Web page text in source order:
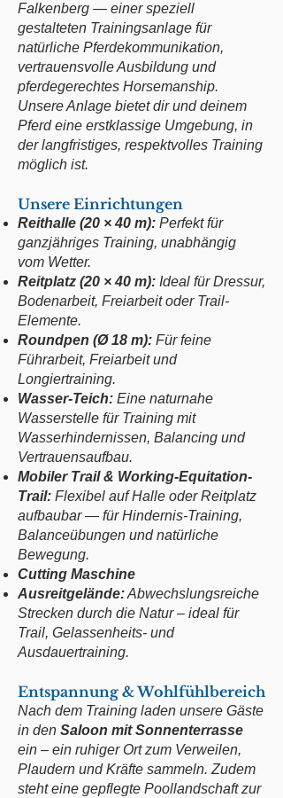
Falkenberg — einer speziell
gestalteten Trainingsanlage für
natürliche Pferdekommunikation,
vertrauensvolle Ausbildung und
pferdegerechtes Horsemanship.
Unsere Anlage bietet dir und deinem
Pferd eine erstklassige Umgebung, in
der langfristiges, respektvolles Training
möglich ist.
Unsere Einrichtungen
Reithalle (20 × 40 m): Perfekt für
ganzjähriges Training, unabhängig
vom Wetter.
Reitplatz (20 × 40 m): Ideal für Dressur,
Bodenarbeit, Freiarbeit oder Trail-
Elemente.
Roundpen (Ø 18 m): Für feine
Führarbeit, Freiarbeit und
Longiertraining.
Wasser-Teich: Eine naturnahe
Wasserstelle für Training mit
Wasserhindernissen, Balancing und
Vertrauensaufbau.
Mobiler Trail & Working-Equitation-
Trail: Flexibel auf Halle oder Reitplatz
aufbaubar — für Hindernis-Training,
Balanceübungen und natürliche
Bewegung.
Cutting Maschine
Ausreitgelände:Abwechslungsreiche
Strecken durch die Natur – ideal für
Trail, Gelassenheits- und
Ausdauertraining.
Entspannung & Wohlfühlbereich
Nach dem Training laden unsere Gäste
in den Saloon mit Sonnenterrasse
ein – ein ruhiger Ort zum Verweilen,
Plaudern und Kräfte sammeln. Zudem
steht eine gepflegte Poollandschaft zur